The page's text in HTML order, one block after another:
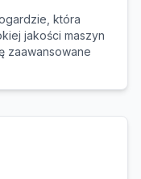
która
jakości maszyn
zaawansowane